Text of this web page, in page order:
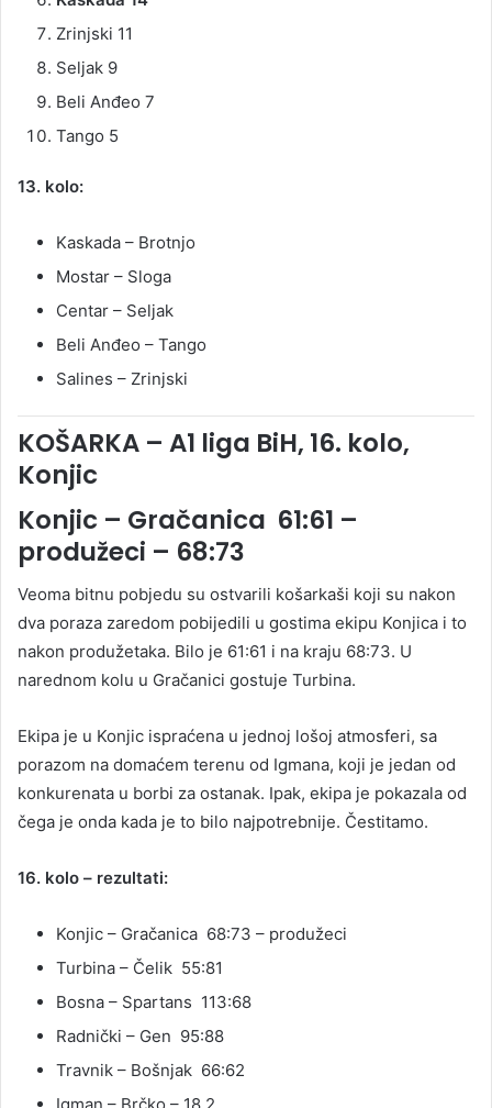
Zrinjski 11
Seljak 9
Beli Anđeo 7
Tango 5
13. kolo:
Kaskada – Brotnjo
Mostar – Sloga
Centar – Seljak
Beli Anđeo – Tango
Salines – Zrinjski
KOŠARKA – A1 liga BiH, 16. kolo,
Konjic
Konjic – Gračanica 61:61 –
produžeci – 68:73
Veoma bitnu pobjedu su ostvarili košarkaši koji su nakon
dva poraza zaredom pobijedili u gostima ekipu Konjica i to
nakon produžetaka. Bilo je 61:61 i na kraju 68:73. U
narednom kolu u Gračanici gostuje Turbina.
Ekipa je u Konjic ispraćena u jednoj lošoj atmosferi, sa
porazom na domaćem terenu od Igmana, koji je jedan od
konkurenata u borbi za ostanak. Ipak, ekipa je pokazala od
čega je onda kada je to bilo najpotrebnije. Čestitamo.
16. kolo – rezultati:
Konjic – Gračanica 68:73 – produžeci
Turbina – Čelik 55:81
Bosna – Spartans 113:68
Radnički – Gen 95:88
Travnik – Bošnjak 66:62